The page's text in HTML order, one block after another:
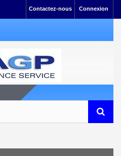
Connexion
Contactez-nous